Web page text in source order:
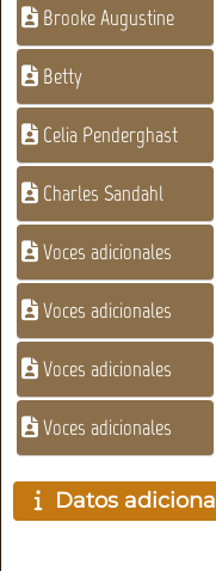
Brooke Augustine
Betty
Celia Penderghast
Charles Sandahl
Voces adicionales
Voces adicionales
Voces adicionales
Voces adicionales
Datos